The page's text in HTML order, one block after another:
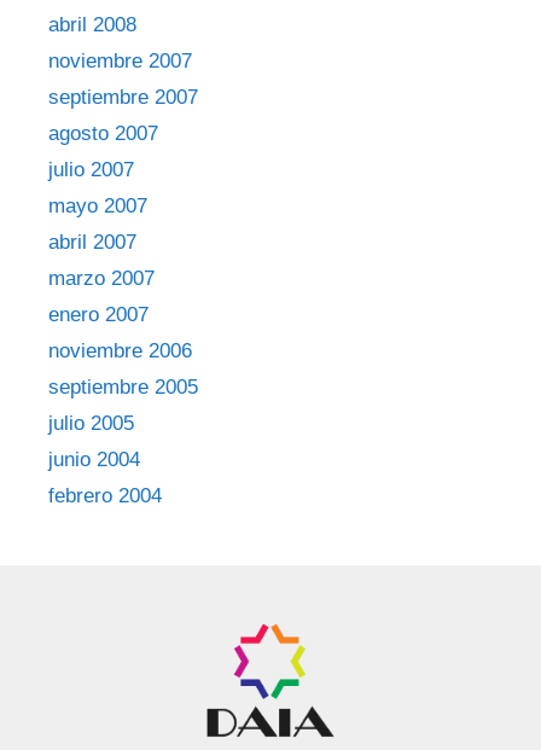
abril 2008
noviembre 2007
septiembre 2007
agosto 2007
julio 2007
mayo 2007
abril 2007
marzo 2007
enero 2007
noviembre 2006
septiembre 2005
julio 2005
junio 2004
febrero 2004